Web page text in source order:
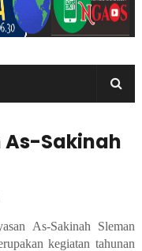
As-Sakinah
As-Sakinah Sleman
kegiatan tahunan